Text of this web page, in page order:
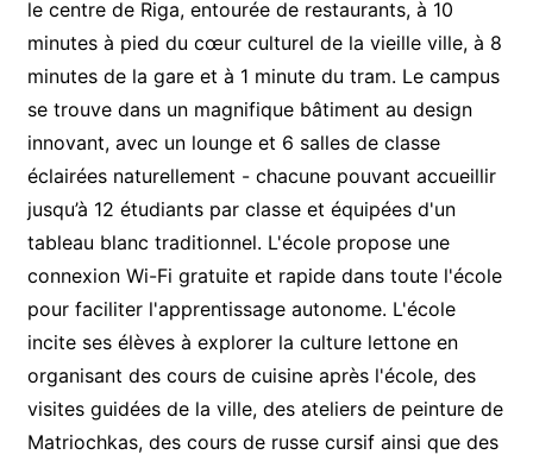
le centre de Riga, entourée de restaurants, à 10
minutes à pied du cœur culturel de la vieille ville, à 8
minutes de la gare et à 1 minute du tram. Le campus
se trouve dans un magnifique bâtiment au design
innovant, avec un lounge et 6 salles de classe
éclairées naturellement - chacune pouvant accueillir
jusqu’à 12 étudiants par classe et équipées d'un
tableau blanc traditionnel. L'école propose une
connexion Wi-Fi gratuite et rapide dans toute l'école
pour faciliter l'apprentissage autonome. L'école
incite ses élèves à explorer la culture lettone en
organisant des cours de cuisine après l'école, des
visites guidées de la ville, des ateliers de peinture de
Matriochkas, des cours de russe cursif ainsi que des